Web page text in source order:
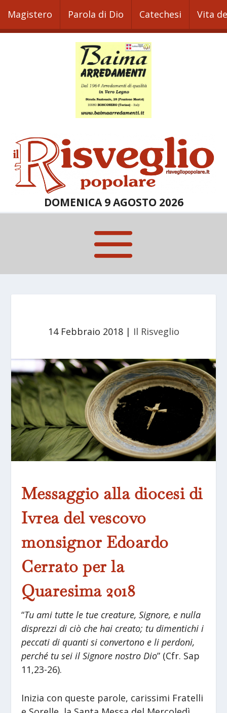
Magistero Parola di Dio Catechesi Vita
DOMENICA 9 AGOSTO 2026
14 Febbraio 2018| Il Risveglio
Messaggio alla diocesi di
Ivrea del vescovo
monsignor Edoardo
Cerrato per la
Quaresima 2018
“Tu ami tutte le tue creature, Signore, e nulla
disprezzi di ciò che hai creato; tu dimentichi i
peccati di quanti si convertono e li perdoni,
perché tu sei il Signore nostro Dio” (Cfr. Sap
11,23-26).
Inizia con queste parole, carissimi Fratelli